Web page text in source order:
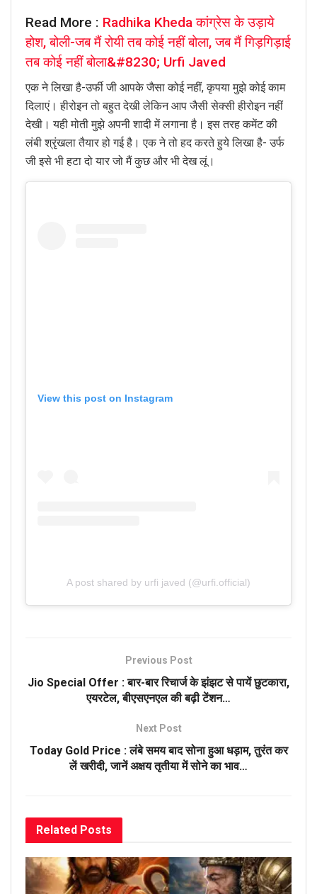
Read More : Radhika Kheda कांग्रेस के उड़ाये
होश, बोली-जब मैं रोयी तब कोई नहीं बोला, जब मैं गिड़गिड़ाई
तब कोई नहीं बोला&#8230; Urfi Javed
एक ने लिखा है-उर्फी जी आपके जैसा कोई नहीं, कृपया मुझे कोई काम
दिलाएं। हीरोइन तो बहुत देखी लेकिन आप जैसी सेक्सी हीरोइन नहीं
देखी। यही मोती मुझे अपनी शादी में लगाना है। इस तरह कमेंट की
लंबी श्रृंखला तैयार हो गई है। एक ने तो हद करते हुये लिखा है- उर्फ
जी इसे भी हटा दो यार जो मैं कुछ और भी देख लूं।
View this post on Instagram
A post shared by urfi javed (@urfi.official)
Previous Post
Jio Special Offer : बार-बार रिचार्ज के झंझट से पायें छुटकारा,
एयरटेल, बीएसएनएल की बढ़ी टेंशन…
Next Post
Today Gold Price : लंबे समय बाद सोना हुआ धड़ाम, तुरंत कर
लें खरीदी, जानें अक्षय तृतीया में सोने का भाव…
Related Posts